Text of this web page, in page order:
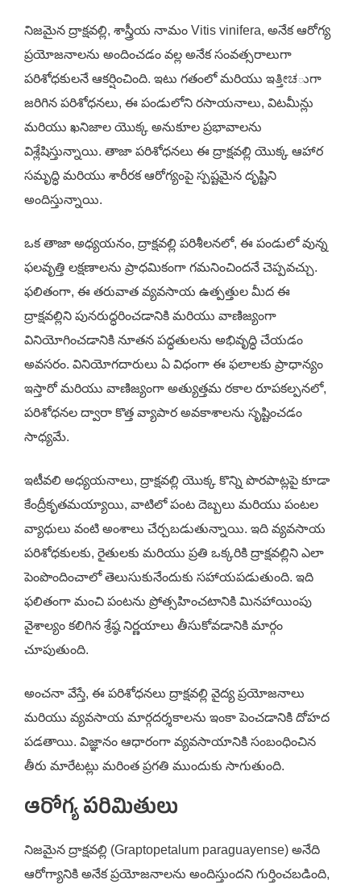
నిజమైన ద్రాక్షవల్లి, శాస్త్రీయ నామం Vitis vinifera, అనేక ఆరోగ్య
ప్రయోజనాలను అందించడం వల్ల అనేక సంవత్సరాలుగా
పరిశోధకులనే ఆకర్షించింది. ఇటు గతంలో మరియు ఇತ್ತೀಚుగా
జరిగిన పరిశోధనలు, ఈ పండులోని రసాయనాలు, విటమీన్లు
మరియు ఖనిజాల యొక్క అనుకూల ప్రభావాలను
విశ్లేషిస్తున్నాయి. తాజా పరిశోధనలు ఈ ద్రాక్షవల్లి యొక్క ఆహార
సమృద్ధి మరియు శారీరక ఆరోగ్యంపై స్పష్టమైన దృష్టిని
అందిస్తున్నాయి.
ఒక తాజా అధ్యయనం, ద్రాక్షవల్లి పరిశీలనలో, ఈ పండులో వున్న
ఫలవృత్తి లక్షణాలను ప్రాధమికంగా గమనించిందనే చెప్పవచ్చు.
ఫలితంగా, ఈ తరువాత వ్యవసాయ ఉత్పత్తుల మీద ఈ
ద్రాక్షవల్లిని పునరుద్ధరించడానికి మరియు వాణిజ్యంగా
వినియోగించడానికి నూతన పద్ధతులను అభివృద్ధి చేయడం
అవసరం. వినియోగదారులు ఏ విధంగా ఈ ఫలాలకు ప్రాధాన్యం
ఇస్తారో మరియు వాణిజ్యంగా అత్యుత్తమ రకాల రూపకల్పనలో,
పరిశోధనల ద్వారా కొత్త వ్యాపార అవకాశాలను సృష్టించడం
సాధ్యమే.
ఇటీవలి అధ్యయనాలు, ద్రాక్షవల్లి యొక్క కొన్ని పొరపాట్లపై కూడా
కేంద్రీకృతమయ్యాయి, వాటిలో పంట దెబ్బలు మరియు పంటల
వ్యాధులు వంటి అంశాలు చేర్చబడుతున్నాయి. ఇది వ్యవసాయ
పరిశోధకులకు, రైతులకు మరియు ప్రతి ఒక్కరికి ద్రాక్షవల్లిని ఎలా
పెంపొందించాలో తెలుసుకునేందుకు సహాయపడుతుంది. ఇది
ఫలితంగా మంచి పంటను ప్రోత్సహించటానికి మినహాయింపు
వైశాల్యం కలిగిన శ్రేష్ఠ నిర్ణయాలు తీసుకోవడానికి మార్గం
చూపుతుంది.
అంచనా వేస్తే, ఈ పరిశోధనలు ద్రాక్షవల్లి వైద్య ప్రయోజనాలు
మరియు వ్యవసాయ మార్గదర్శకాలను ఇంకా పెంచడానికి దోహద
పడతాయి. విజ్ఞానం ఆధారంగా వ్యవసాయానికి సంబంధించిన
తీరు మారేటట్లు మరింత ప్రగతి ముందుకు సాగుతుంది.
ఆరోగ్య పరిమితులు
నిజమైన ద్రాక్షవల్లి (Graptopetalum paraguayense) అనేది
ఆరోగ్యానికి అనేక ప్రయోజనాలను అందిస్తుందని గుర్తించబడింది,